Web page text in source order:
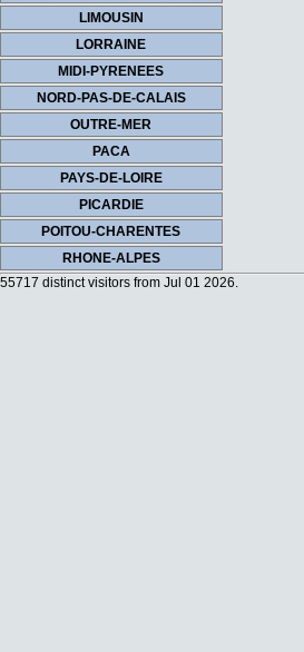
LIMOUSIN
LORRAINE
MIDI-PYRENEES
NORD-PAS-DE-CALAIS
OUTRE-MER
PACA
PAYS-DE-LOIRE
PICARDIE
POITOU-CHARENTES
RHONE-ALPES
55717 distinct visitors from Jul 01 2026.